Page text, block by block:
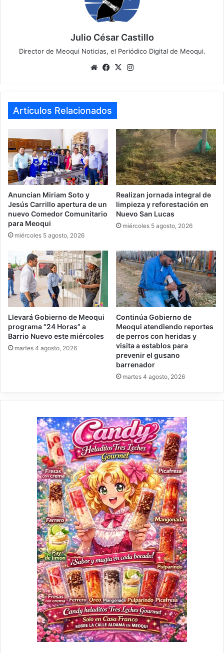
Julio César Castillo
Director de Meoqui Noticias, el Periódico Digital de Meoqui.
We
te
Fa
bo
ok
X
ra
Artículos Relacionados
Anuncian Miriam Soto y
Jesús Carrillo apertura de un
nuevo Comedor Comunitario
para Meoqui
miércoles 5 agosto, 2026
Realizan jornada integral de
limpieza y reforestación en
Nuevo San Lucas
miércoles 5 agosto, 2026
Llevará Gobierno de Meoqui
programa “24 Horas” a
Barrio Nuevo este miércoles
martes 4 agosto, 2026
Continúa Gobierno de
Meoqui atendiendo reportes
de perros con heridas y
visita a establos para
prevenir el gusano
barrenador
martes 4 agosto, 2026